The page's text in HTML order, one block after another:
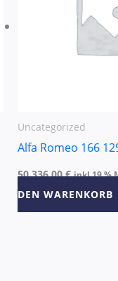
Uncategorized
Alfa Romeo 166
50.336,00€ inkl 19 %
DEN WARENKORB